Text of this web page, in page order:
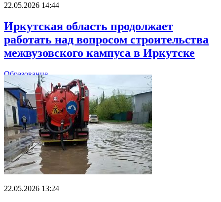
22.05.2026 14:44
Иркутская область продолжает
работать над вопросом строительства
межвузовского кампуса в Иркутске
Образование
22.05.2026 13:24